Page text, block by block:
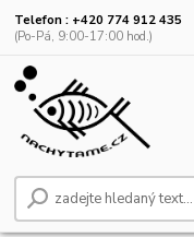
Telefon : +420 774 912 435
(Po-Pá, 9:00-17:00 hod.)